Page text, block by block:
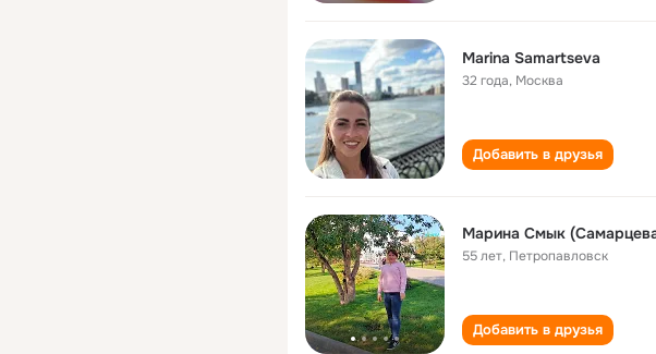
Marina Samartseva
32 года, Москва
Добавить в друзья
Марина Смык
55 лет, Петропавловск
Добавить в друзья